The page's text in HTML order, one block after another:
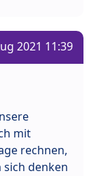
2021 11:39
mit
rechnen,
denken